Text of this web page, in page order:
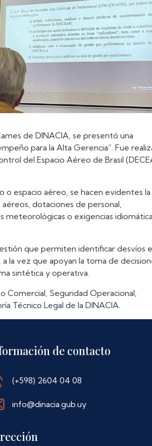
de DINACIA, se presentó una
para la Alta Gerencia”. Fue
del Espacio Aéreo de Brasil
o espacio aéreo, se hacen evidentes la
dotaciones de personal,
meteorológicas o exigencias
que permiten identificar desvíos
la vez que apoyan la toma de
sintética y operativa.
Comercial, Seguridad Operacional,
Técnico Legal de la DINACIA.
de contacto
(+598) 2604 04 08
info@dinacia.gub.uy